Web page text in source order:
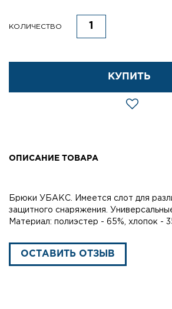
КОЛИЧЕСТВО
КУПИТЬ
ОПИСАНИЕ ТОВАРА
Брюки УБАКС. Имеется слот для
защитного снаряжения.
Материал: полиэстер - 65%, хлопок -
ОСТАВИТЬ ОТЗЫВ